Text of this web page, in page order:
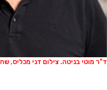
ד"ר מוטי בניטה. צילום דני מכליס,